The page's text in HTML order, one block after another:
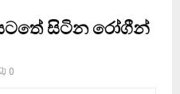
සිටින රෝගීන්
0